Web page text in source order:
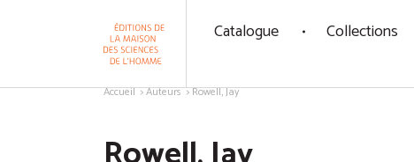
Catalogue Collections
Accueil Auteurs Rowell, Jay